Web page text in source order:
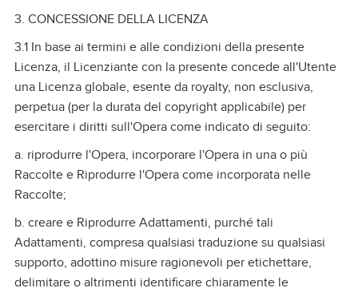
3. CONCESSIONE DELLA LICENZA
3.1 In base ai termini e alle condizioni della presente
Licenza, il Licenziante con la presente concede all'Utente
una Licenza globale, esente da royalty, non esclusiva,
perpetua (per la durata del copyright applicabile) per
esercitare i diritti sull'Opera come indicato di seguito:
a. riprodurre l'Opera, incorporare l'Opera in una o più
Raccolte e Riprodurre l'Opera come incorporata nelle
Raccolte;
b. creare e Riprodurre Adattamenti, purché tali
Adattamenti, compresa qualsiasi traduzione su qualsiasi
supporto, adottino misure ragionevoli per etichettare,
delimitare o altrimenti identificare chiaramente le